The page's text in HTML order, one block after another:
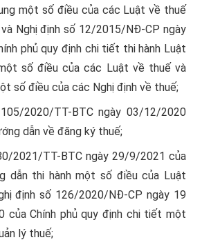
một số điều của các Luật về thuế
Nghị định số 12/2015/NĐ-CP ngày
phủ quy định chi tiết thi hành Luật
số điều của các Luật về thuế và
số điều của các Nghị định về thuế;
2020/TT-BTC ngày 03/12/2020
dẫn về đăng ký thuế;
2021/TT-BTC ngày 29/9/2021 của
dẫn thi hành một số điều của Luật
định số 126/2020/NĐ-CP ngày 19
của Chính phủ quy định chi tiết một
lý thuế;